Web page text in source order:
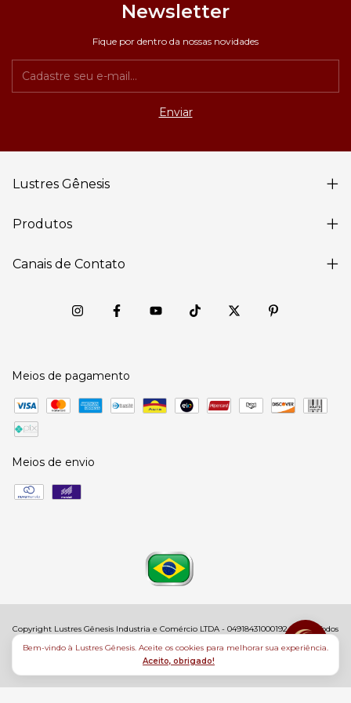
Bem-vindo à Lustres Gênesis. Aceite os cookies para melhorar sua experiência.
Aceito, obrigado!
Newsletter
Fique por dentro da nossas novidades
Lustres Gênesis
Produtos
Canais de Contato
Meios de pagamento
Meios de envio
Copyright Lustres Gênesis Industria e Comércio LTDA - 04918431000192 - 2026. Todos